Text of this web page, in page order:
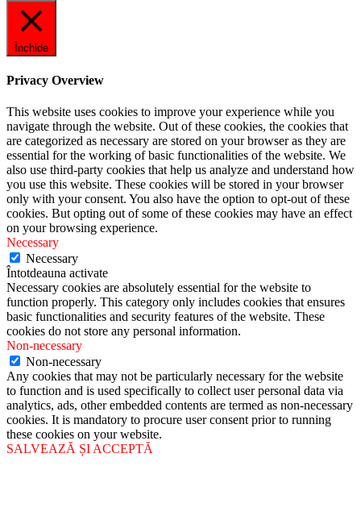
Închide
Privacy Overview
This website uses cookies to improve your experience while you
navigate through the website. Out of these cookies, the cookies that
are categorized as necessary are stored on your browser as they are
essential for the working of basic functionalities of the website. We
also use third-party cookies that help us analyze and understand how
you use this website. These cookies will be stored in your browser
only with your consent. You also have the option to opt-out of these
cookies. But opting out of some of these cookies may have an effect
on your browsing experience.
Necessary
Necessary
Întotdeauna activate
Necessary cookies are absolutely essential for the website to
function properly. This category only includes cookies that ensures
basic functionalities and security features of the website. These
cookies do not store any personal information.
Non-necessary
Non-necessary
Any cookies that may not be particularly necessary for the website
to function and is used specifically to collect user personal data via
analytics, ads, other embedded contents are termed as non-necessary
cookies. It is mandatory to procure user consent prior to running
these cookies on your website.
SALVEAZĂ ȘI ACCEPTĂ